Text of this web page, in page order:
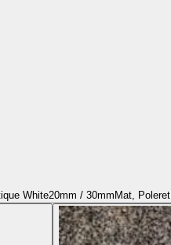
White20mm / 30mm Mat, Poleret